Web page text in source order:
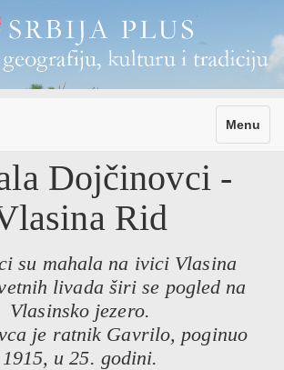
Toggle
Menu
Dojčinovci -
Rid
su mahala na ivici Vlasina
livada širi se pogled na
Vlasinsko jezero.
je ratnik Gavrilo, poginuo
1915, u 25. godini.